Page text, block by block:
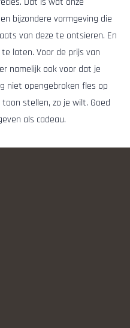
bijzondere vormgeving die
van deze te ontsieren. En
laten. Voor de prijs van
namelijk ook voor dat je
niet opengebroken fles op
stellen, zo je wilt. Goed
als cadeau.